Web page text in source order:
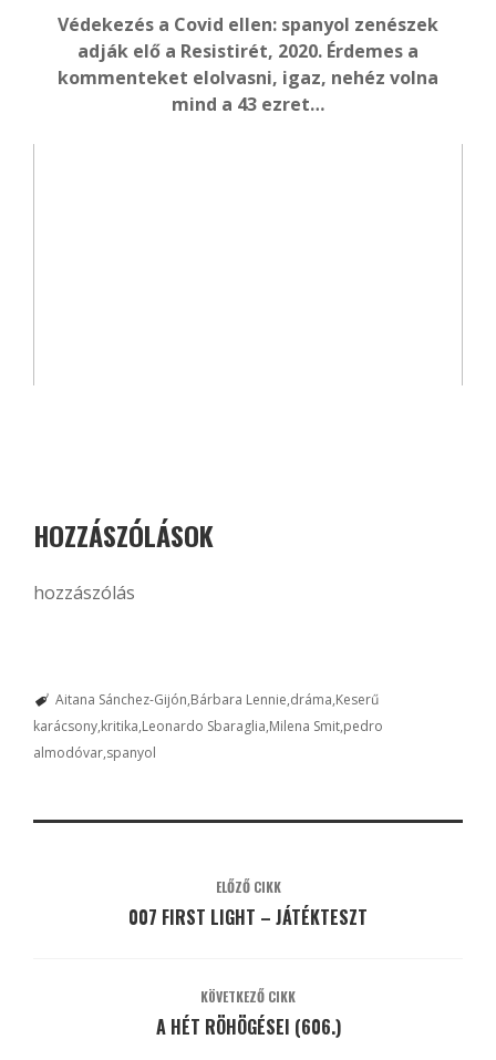
Védekezés a Covid ellen: spanyol zenészek
adják elő a Resistirét, 2020. Érdemes a
kommenteket elolvasni, igaz, nehéz volna
mind a 43 ezret…
HOZZÁSZÓLÁSOK
hozzászólás
Aitana Sánchez-Gijón Bárbara Lennie dráma Keserű
karácsony kritika Leonardo Sbaraglia Milena Smit pedro
almodóvar spanyol
ELŐZŐ CIKK
007 FIRST LIGHT – JÁTÉKTESZT
KÖVETKEZŐ CIKK
A HÉT RÖHÖGÉSEI (606.)